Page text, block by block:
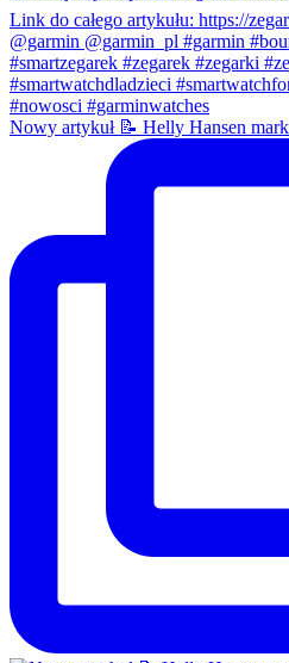
Nowy artykuł 📝 Helly Hansen